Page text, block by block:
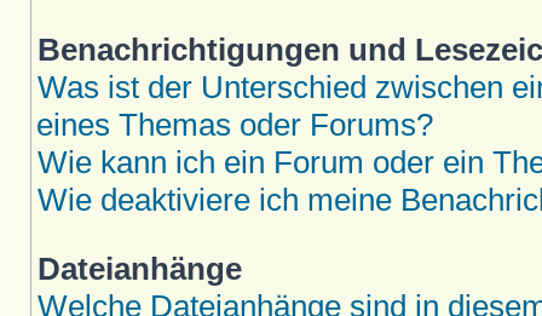
Benachrichtigungen und
Was ist der Unterschied zwischen
eines Themas oder Forums?
Wie kann ich ein Forum oder ein
Wie deaktiviere ich meine
Dateianhänge
Welche Dateianhänge sind in